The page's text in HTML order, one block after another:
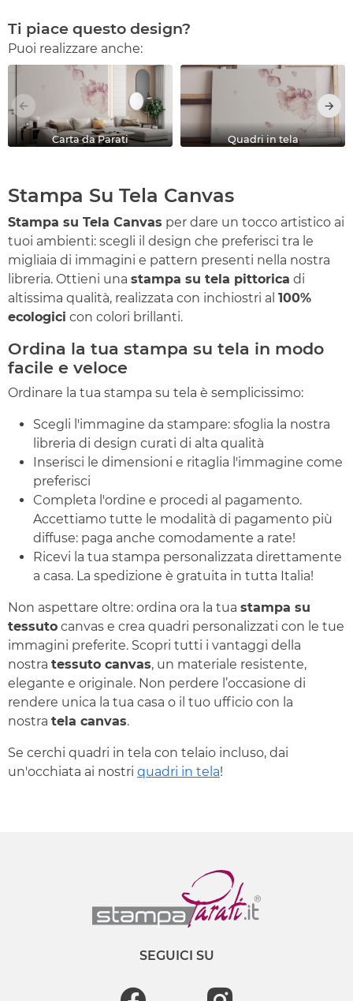
Ti piace questo design?
Puoi realizzare anche:
Carta da Parati Quadri in tela
Stampa Su Tela Canvas
Stampa su Tela Canvas per dare un tocco artistico ai
tuoi ambienti: scegli il design che preferisci tra le
migliaia di immagini e pattern presenti nella nostra
libreria. Ottieni una stampa su tela pittorica di
altissima qualità, realizzata con inchiostri al 100%
ecologici con colori brillanti.
Ordina la tua stampa su tela in modo
facile e veloce
Ordinare la tua stampa su tela è semplicissimo:
Scegli l'immagine da stampare: sfoglia la nostra
libreria di design curati di alta qualità
Inserisci le dimensioni e ritaglia l'immagine come
preferisci
Completa l'ordine e procedi al pagamento.
Accettiamo tutte le modalità di pagamento più
diffuse: paga anche comodamente a rate!
Ricevi la tua stampa personalizzata direttamente
a casa. La spedizione è gratuita in tutta Italia!
Non aspettare oltre: ordina ora la tua stampa su
tessuto canvas e crea quadri personalizzati con le tue
immagini preferite. Scopri tutti i vantaggi della
nostra tessuto canvas, un materiale resistente,
elegante e originale. Non perdere l’occasione di
rendere unica la tua casa o il tuo ufficio con la
nostra tela canvas.
Se cerchi quadri in tela con telaio incluso, dai
un'occhiata ai nostri quadri in tela!
SEGUICI SU